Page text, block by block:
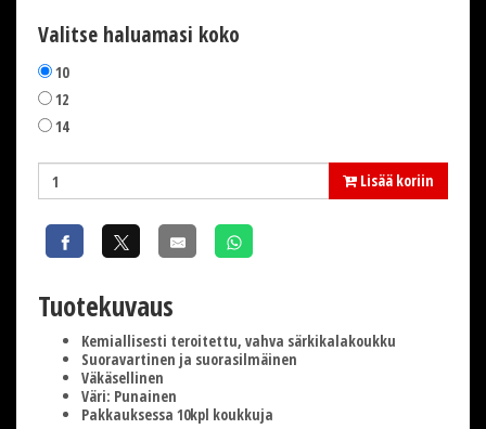
Valitse haluamasi koko
10
12
14
Lisää koriin
Tuotekuvaus
Kemiallisesti teroitettu, vahva särkikalakoukku
Suoravartinen ja suorasilmäinen
Väkäsellinen
Väri: Punainen
Pakkauksessa 10kpl koukkuja